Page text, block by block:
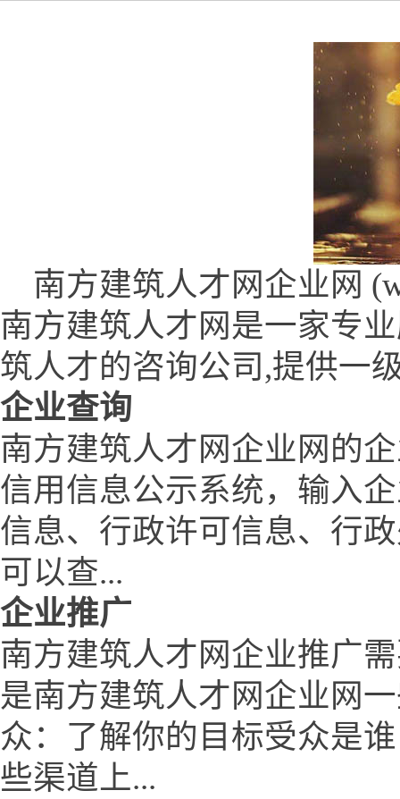
南方建筑人才网企业网
南方建筑人才网是一家专
筑人才的咨询公司,提供一
企业查询
南方建筑人才网企业网的
信用信息公示系统，输入
信息、行政许可信息、行
可以查...
企业推广
南方建筑人才网企业推广
是南方建筑人才网企业网
众：了解你的目标受众是
些渠道上...